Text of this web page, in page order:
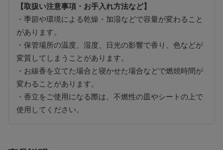
【取扱い注意事項・お手入れ方法など】
・季節や環境による乾燥・加湿などで容量が変わること
があります。
・保管場所の温度、湿度、日光の影響で香り、色などが
変質してしまうことがあります。
・お線香を立てた場合と寝かせた場合などで燃焼時間が
変わることがあります。
・香立をご使用になる際は、不燃性の皿やシートの上で
使用してください。